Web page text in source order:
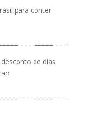
para conter
de dias